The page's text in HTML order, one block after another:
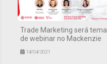
Trade Marketing será tema
de webinar no Mackenzie
14/04/2021